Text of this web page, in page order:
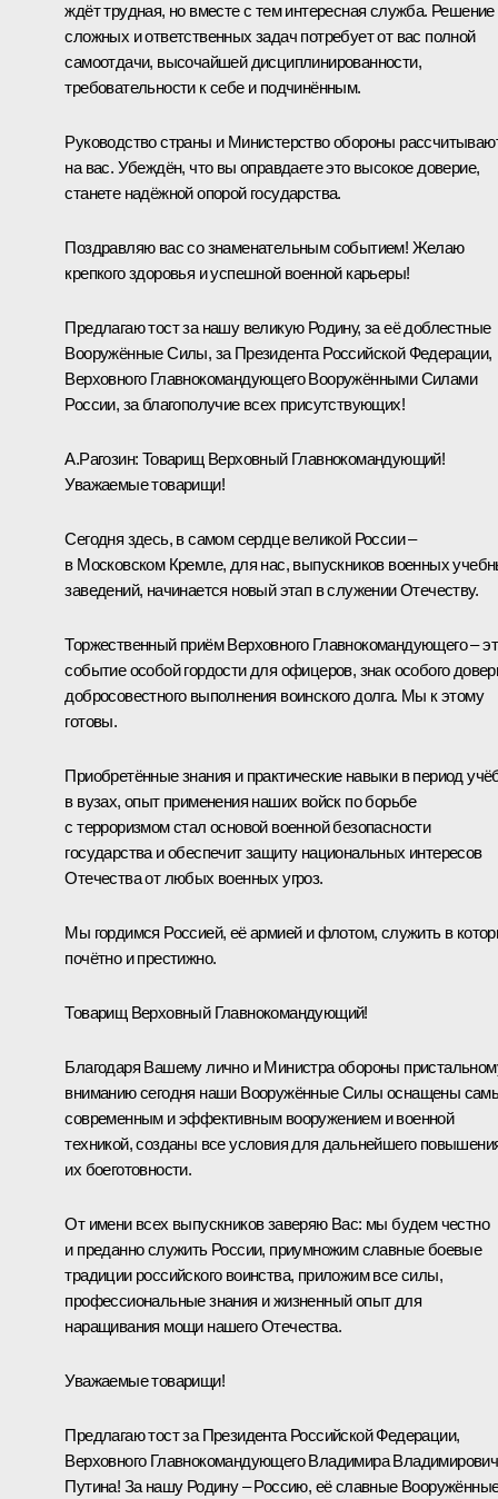
ждёт трудная, но вместе с тем интересная служба. Решение
сложных и ответственных задач потребует от вас полной
самоотдачи, высочайшей дисциплинированности,
требовательности к себе и подчинённым.
Руководство страны и Министерство обороны
на вас. Убеждён, что вы оправдаете это высокое доверие,
станете надёжной опорой государства.
Поздравляю вас со знаменательным событием! Желаю
крепкого здоровья и успешной военной карьеры!
Предлагаю тост за нашу великую Родину, за её доблестные
Вооружённые Силы, за Президента Российской Федерации,
Верховного Главнокомандующего Вооружёнными Силами
России, за благополучие всех присутствующих!
А.Рагозин: Товарищ Верховный Главнокомандующий!
Уважаемые товарищи!
Сегодня здесь, в самом сердце великой России –
в Московском Кремле, для нас, выпускников военных
заведений, начинается новый этап в служении Отечеству.
Торжественный приём Верховного Главнокомандующего –
событие особой гордости для офицеров, знак особого
добросовестного выполнения воинского долга. Мы к этому
готовы.
Приобретённые знания и практические навыки в период
в вузах, опыт применения наших войск по борьбе
с терроризмом стал основой военной безопасности
государства и обеспечит защиту национальных интересов
Отечества от любых военных угроз.
Мы гордимся Россией, её армией и флотом, служить в
почётно и престижно.
Товарищ Верховный Главнокомандующий!
Благодаря Вашему лично и Министра обороны
вниманию сегодня наши Вооружённые Силы оснащены
современным и эффективным вооружением и военной
техникой, созданы все условия для дальнейшего
их боеготовности.
От имени всех выпускников заверяю Вас: мы будем честно
и преданно служить России, приумножим славные боевые
традиции российского воинства, приложим все силы,
профессиональные знания и жизненный опыт для
наращивания мощи нашего Отечества.
Уважаемые товарищи!
Предлагаю тост за Президента Российской Федерации,
Верховного Главнокомандующего Владимира
Путина! За нашу Родину – Россию, её славные